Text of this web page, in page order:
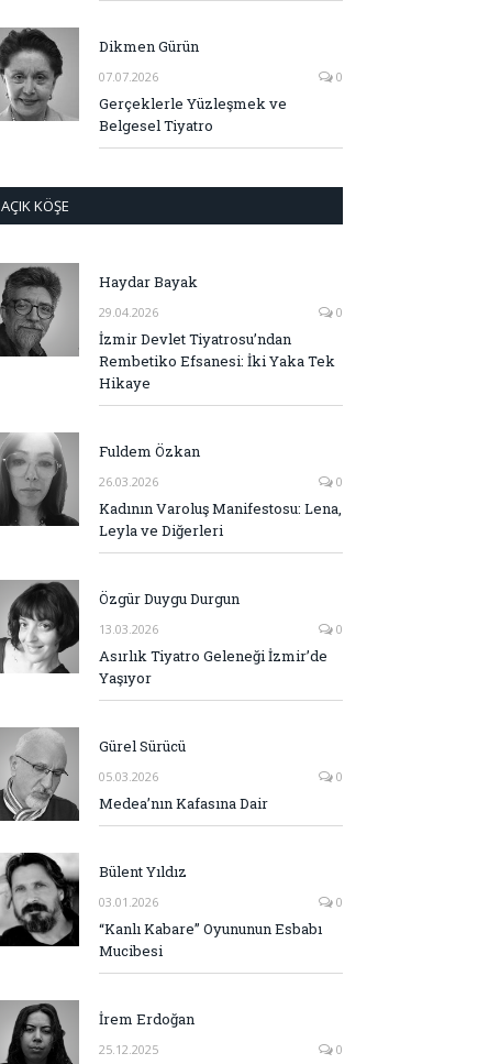
Dikmen Gürün
07.07.2026 0
Gerçeklerle Yüzleşmek ve
Belgesel Tiyatro
AÇIK KÖŞE
Haydar Bayak
29.04.2026 0
İzmir Devlet Tiyatrosu’ndan
Rembetiko Efsanesi: İki Yaka Tek
Hikaye
Fuldem Özkan
26.03.2026 0
Kadının Varoluş Manifestosu: Lena,
Leyla ve Diğerleri
Özgür Duygu Durgun
13.03.2026 0
Asırlık Tiyatro Geleneği İzmir’de
Yaşıyor
Gürel Sürücü
05.03.2026 0
Medea’nın Kafasına Dair
Bülent Yıldız
03.01.2026 0
“Kanlı Kabare” Oyununun Esbabı
Mucibesi
İrem Erdoğan
25.12.2025 0